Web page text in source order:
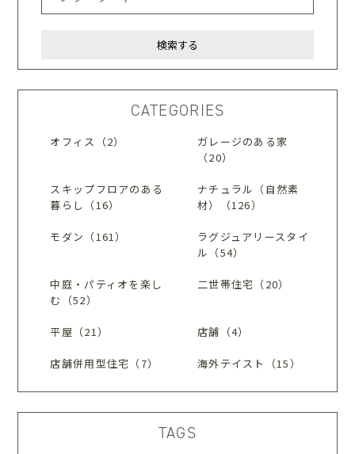
CATEGORIES
オフィス（2）
ガレージのある家
（20）
スキップフロアのある
暮らし（16）
ナチュラル（自然素
材）（126）
モダン（161）
ラグジュアリースタイ
ル（54）
中庭・パティオを楽し
む（52）
二世帯住宅（20）
平屋（21） 店舗（4）
店舗併用型住宅（7） 海外テイスト（15）
TAGS